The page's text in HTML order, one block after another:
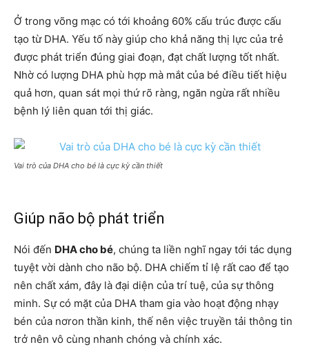
Ở trong võng mạc có tới khoảng 60% cấu trúc được cấu
tạo từ DHA. Yếu tố này giúp cho khả năng thị lực của trẻ
được phát triển đúng giai đoạn, đạt chất lượng tốt nhất.
Nhờ có lượng DHA phù hợp mà mắt của bé điều tiết hiệu
quả hơn, quan sát mọi thứ rõ ràng, ngăn ngừa rất nhiều
bệnh lý liên quan tới thị giác.
Vai trò của DHA cho bé là cực kỳ cần thiết
Giúp não bộ phát triển
Nói đến DHA cho bé, chúng ta liền nghĩ ngay tới tác dụng
tuyệt vời dành cho não bộ. DHA chiếm tỉ lệ rất cao để tạo
nên chất xám, đây là đại diện của trí tuệ, của sự thông
minh. Sự có mặt của DHA tham gia vào hoạt động nhạy
bén của nơron thần kinh, thế nên việc truyền tải thông tin
trở nên vô cùng nhanh chóng và chính xác.